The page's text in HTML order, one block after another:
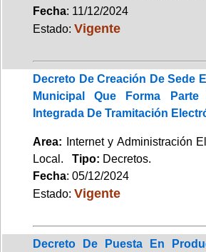
Fecha: 11/12/2024
Estado: Vigente
Decreto De Creación De Sede
Municipal Que Forma
Integrada De Tramitación
Area: Internet y Administración
Local. Tipo: Decretos.
Fecha: 05/12/2024
Estado: Vigente
Decreto De Puesta En